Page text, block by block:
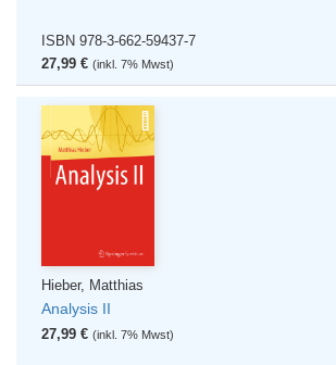
ISBN 978-3-662-59437-7
27,99 € (inkl. 7% Mwst)
Hieber, Matthias
Analysis II
27,99 € (inkl. 7% Mwst)